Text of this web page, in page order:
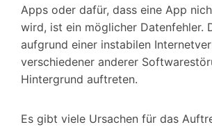
Apps oder dafür, dass eine App
wird, ist ein möglicher Datenfehler.
aufgrund einer instabilen
verschiedener anderer
Hintergrund auftreten.
Es gibt viele Ursachen für das